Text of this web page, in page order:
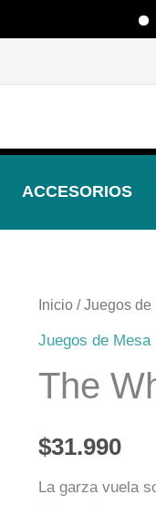
🎲
ACCESORIOS
Inicio /Juegos de
Juegos de Mesa
The
$31.990
La garza vuela